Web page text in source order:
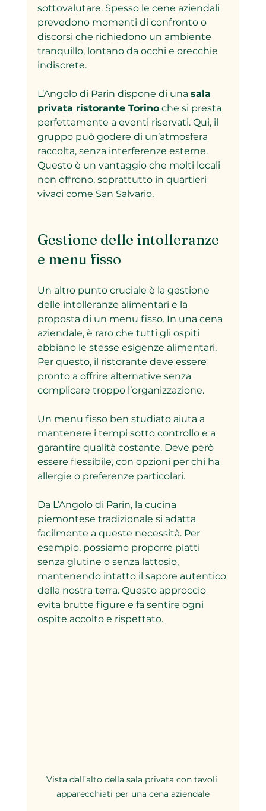
sottovalutare. Spesso le cene aziendali
prevedono momenti di confronto o
discorsi che richiedono un ambiente
tranquillo, lontano da occhi e orecchie
indiscrete.
L’Angolo di Parin dispone di una sala
privata ristorante Torino che si presta
perfettamente a eventi riservati. Qui, il
gruppo può godere di un’atmosfera
raccolta, senza interferenze esterne.
Questo è un vantaggio che molti locali
non offrono, soprattutto in quartieri
vivaci come San Salvario.
Gestione delle intolleranze
e menu fisso
Un altro punto cruciale è la gestione
delle intolleranze alimentari e la
proposta di un menu fisso. In una cena
aziendale, è raro che tutti gli ospiti
abbiano le stesse esigenze alimentari.
Per questo, il ristorante deve essere
pronto a offrire alternative senza
complicare troppo l’organizzazione.
Un menu fisso ben studiato aiuta a
mantenere i tempi sotto controllo e a
garantire qualità costante. Deve però
essere flessibile, con opzioni per chi ha
allergie o preferenze particolari.
Da L’Angolo di Parin, la cucina
piemontese tradizionale si adatta
facilmente a queste necessità. Per
esempio, possiamo proporre piatti
senza glutine o senza lattosio,
mantenendo intatto il sapore autentico
della nostra terra. Questo approccio
evita brutte figure e fa sentire ogni
ospite accolto e rispettato.
Vista dall’alto della sala privata con tavoli
apparecchiati per una cena aziendale